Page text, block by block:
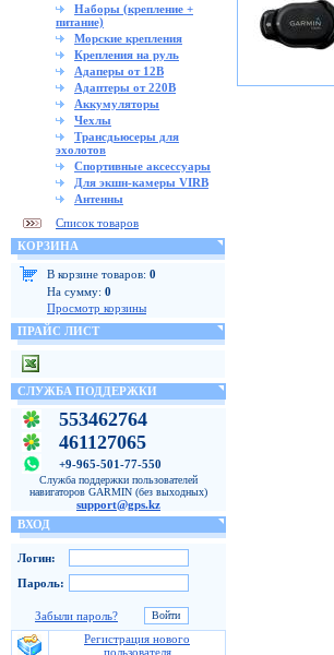
Наборы (крепление +
питание)
Морские крепления
Крепления на руль
Адаперы от 12В
Адаптеры от 220В
Аккумуляторы
Чехлы
Трансдьюсеры для
эхолотов
Спортивные аксессуары
Для экшн-камеры VIRB
Антенны
Список товаров
КОРЗИНА
В корзине товаров: 0
На сумму: 0
Просмотр корзины
ПРАЙС ЛИСТ
СЛУЖБА ПОДДЕРЖКИ
553462764
461127065
+9-965-501-77-550
Служба поддержки пользователей
навигаторов GARMIN (без выходных)
support@gps.kz
ВХОД
Логин:
Пароль:
Забыли пароль?
Регистрация нового
пользователя